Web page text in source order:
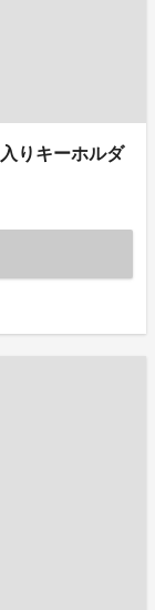
りキーホルダ